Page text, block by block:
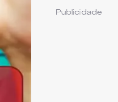
Publicidade